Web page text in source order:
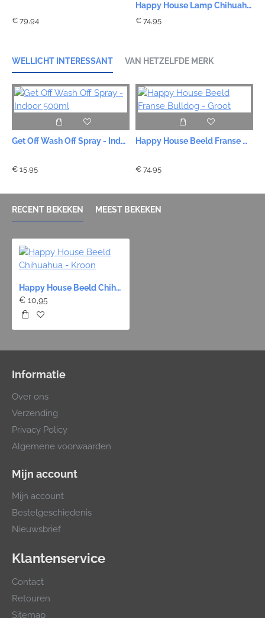
€ 79,94
Happy House Lamp Chihuahua Kussens - Taupe
€ 74,95
WELLICHT INTERESSANT VAN HETZELFDE MERK
Get Off Wash Off Spray - Indoor 500ml
€ 15,95
Happy House Beeld Franse Bulldog - Groot
€ 74,95
RECENT BEKEKEN MEEST BEKEKEN
Happy House Beeld Chihuahua - Kroon
€ 10,95
Informatie
Over ons
Verzending
Privacy Policy
Algemene voorwaarden
Mijn account
Mijn account
Bestelgeschiedenis
Nieuwsbrief
Klantenservice
Contact
Retouren
Sitemap